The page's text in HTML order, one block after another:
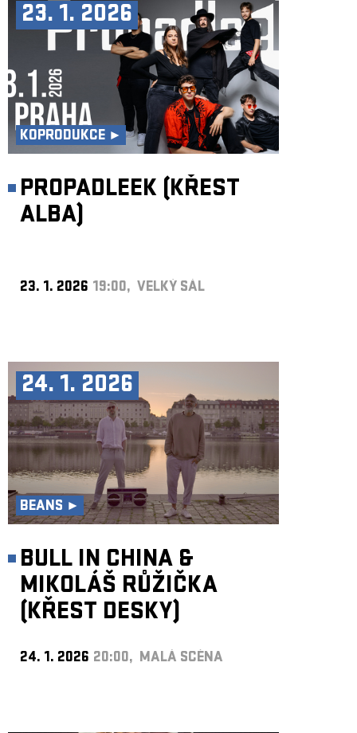
23. 1. 2026
KOPRODUKCE ►
PROPADLEEK (KŘEST
ALBA)
23. 1. 2026 19:00, VELKÝ SÁL
24. 1. 2026
BEANS ►
BULL IN CHINA &
MIKOLÁŠ RŮŽIČKA
(KŘEST DESKY)
24. 1. 2026 20:00, MALÁ SCÉNA